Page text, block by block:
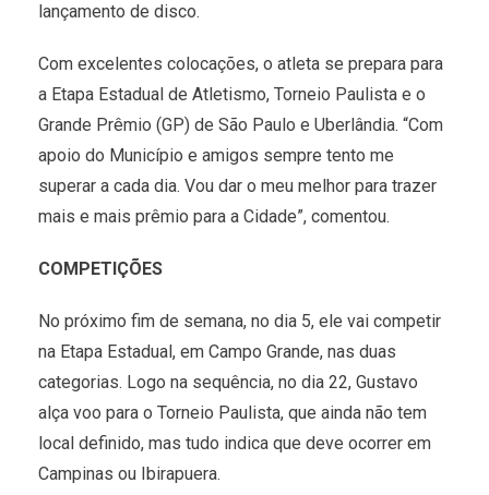
lançamento de disco.
Com excelentes colocações, o atleta se prepara para
a Etapa Estadual de Atletismo, Torneio Paulista e o
Grande Prêmio (GP) de São Paulo e Uberlândia. “Com
apoio do Município e amigos sempre tento me
superar a cada dia. Vou dar o meu melhor para trazer
mais e mais prêmio para a Cidade”, comentou.
COMPETIÇÕES
No próximo fim de semana, no dia 5, ele vai competir
na Etapa Estadual, em Campo Grande, nas duas
categorias. Logo na sequência, no dia 22, Gustavo
alça voo para o Torneio Paulista, que ainda não tem
local definido, mas tudo indica que deve ocorrer em
Campinas ou Ibirapuera.